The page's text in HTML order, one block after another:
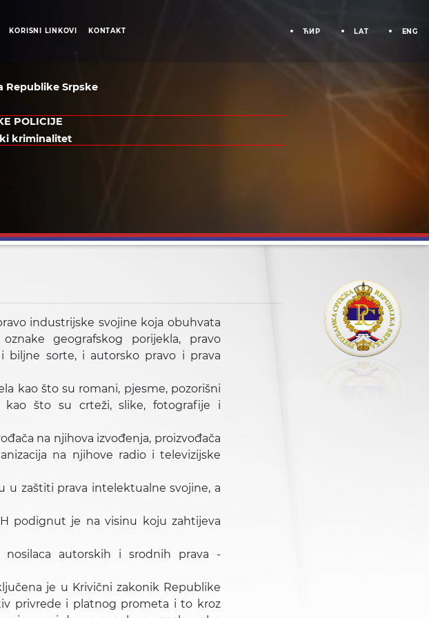
KORISNI LINKOVI KONTAKT ЋИР LAT ENG
Republike Srpske
POLICIJE
kriminalitet
industrijske svojine koja obuhvata
geografskog porijekla, pravo
biljne sorte, i autorsko pravo i prava
kao što su romani, pjesme, pozorišni
kao što su crteži, slike, fotografije i
na njihova izvođenja, proizvođača
na njihove radio i televizijske
u zaštiti prava intelektualne svojine, a
podignut je na visinu koju zahtijeva
autorskih i srodnih prava -
je u Krivični zakonik Republike
privrede i platnog prometa i to kroz